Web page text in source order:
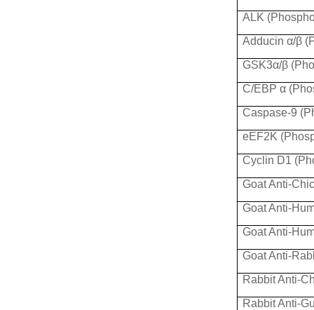
ALK
Adducin α/β
GSK3α/β
C/EBP α
Caspase-9
eEF2K
Cyclin D1
Goat Anti-
Goat Anti-
Goat Anti-
Goat Anti-
Rabbit Anti-
Rabbit Anti-